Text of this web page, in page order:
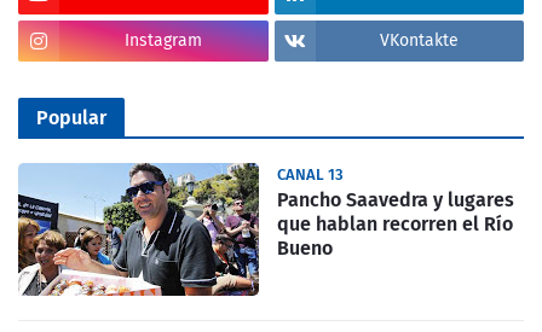
Instagram VKontakte
Popular
CANAL 13
Pancho Saavedra y lugares
que hablan recorren el Río
Bueno